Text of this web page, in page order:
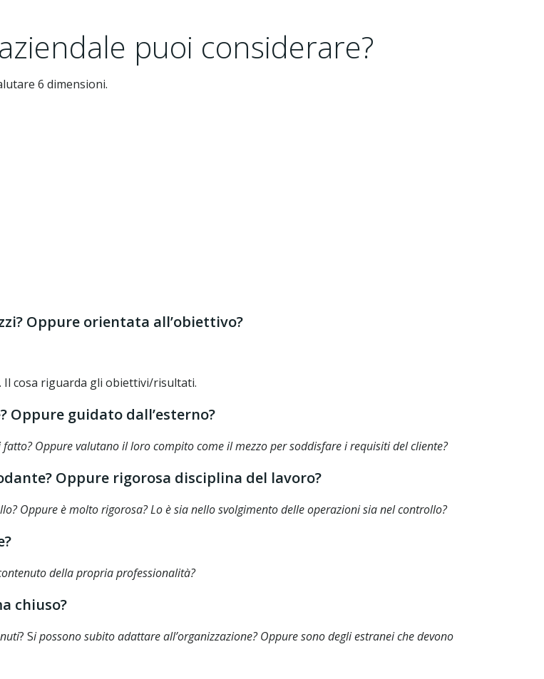
puoi considerare?
6 dimensioni.
Oppure orientata all’obiettivo?
Il cosa riguarda gli obiettivi/risultati.
Oppure guidato dall’esterno?
Oppure valutano il loro compito come il mezzo per soddisfare i requisiti del cliente?
Oppure rigorosa disciplina del lavoro?
Oppure è molto rigorosa? Lo è sia nello svolgimento delle operazioni sia nel controllo?
della propria professionalità?
chiuso?
? Si possono subito adattare all’organizzazione? Oppure sono degli estranei che devono